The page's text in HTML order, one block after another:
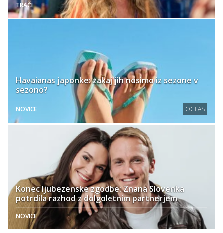
TRAČI
Havaianas japonke: zakaj jih nosimo iz sezone v
sezono?
NOVICE OGLAS
Konec ljubezenske zgodbe: Znana Slovenka
potrdila razhod z dolgoletnim partnerjem
NOVICE